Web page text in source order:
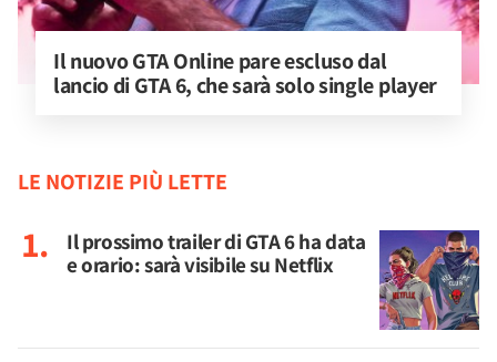
Il nuovo GTA Online pare escluso dal
lancio di GTA 6, che sarà solo single player
LE NOTIZIE PIÙ LETTE
Il prossimo trailer di GTA 6 ha data
e orario: sarà visibile su Netflix